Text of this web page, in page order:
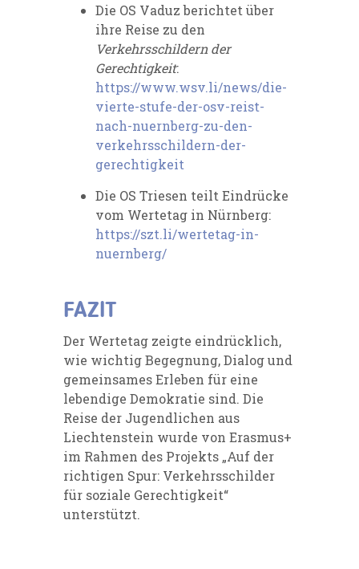
Die OS Vaduz berichtet über
ihre Reise zu den
Verkehrsschildern der
Gerechtigkeit:
https://www.wsv.li/news/die-
vierte-stufe-der-osv-reist-
nach-nuernberg-zu-den-
verkehrsschildern-der-
gerechtigkeit
Die OS Triesen teilt Eindrücke
vom Wertetag in Nürnberg:
https://szt.li/wertetag-in-
nuernberg/
FAZIT
Der Wertetag zeigte eindrücklich,
wie wichtig Begegnung, Dialog und
gemeinsames Erleben für eine
lebendige Demokratie sind. Die
Reise der Jugendlichen aus
Liechtenstein wurde von Erasmus+
im Rahmen des Projekts „Auf der
richtigen Spur: Verkehrsschilder
für soziale Gerechtigkeit“
unterstützt.